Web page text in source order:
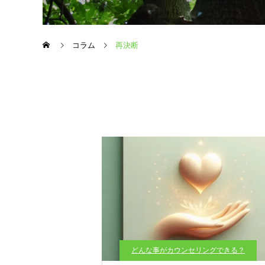
コラム 再決断
どんな事がカウンセリングできる？